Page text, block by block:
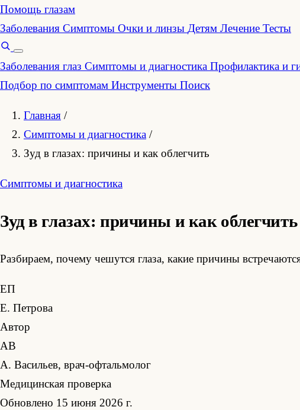
Помощь глазам
Заболевания Симптомы Очки и линзы Детям Лечение Тесты
Заболевания глаз Симптомы и диагностика Профилактика и
Подбор по симптомам Инструменты Поиск
Главная /
Симптомы и диагностика /
Зуд в глазах: причины и как облегчить
Симптомы и диагностика
Зуд в глазах: причины и как облегчить
Разбираем, почему чешутся глаза, какие причины
ЕП
Е. Петрова
Автор
АВ
А. Васильев, врач-офтальмолог
Медицинская проверка
Обновлено 15 июня 2026 г.